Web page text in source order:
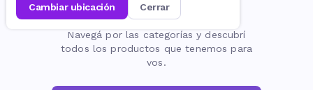
cambiar ubicación cerrar
La página no existe
Navegá por las categorías y descubrí
todos los productos que tenemos para
vos.